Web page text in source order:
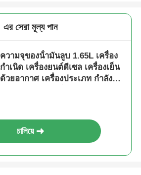
এর সেরা মূল্য পান
ความจุของน้ํามันลูบ 1.65L เครื่อง
กําเนิด เครื่องยนต์ดีเซล เครื่องเย็น
ด้วยอากาศ เครื่องประเภท กําลัง
চালিয়ে